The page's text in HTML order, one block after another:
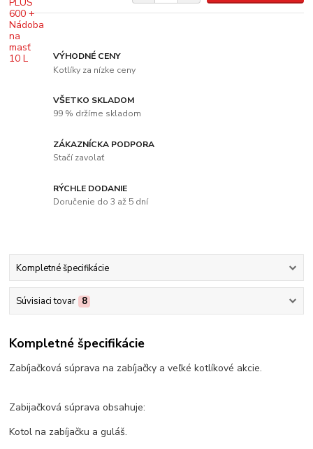
VÝHODNÉ CENY
Kotlíky za nízke ceny
VŠETKO SKLADOM
99 % držíme skladom
ZÁKAZNÍCKA PODPORA
Stačí zavolať
RÝCHLE DODANIE
Doručenie do 3 až 5 dní
Kompletné špecifikácie
Súvisiaci tovar 8
Kompletné špecifikácie
Zabíjačková súprava na zabíjačky a veľké kotlíkové akcie.
Zabijačková súprava obsahuje:
Kotol na zabíjačku a guláš.